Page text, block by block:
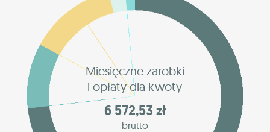
Miesięczne zarobki
i opłaty dla kwoty
6 572,53 zł
brutto